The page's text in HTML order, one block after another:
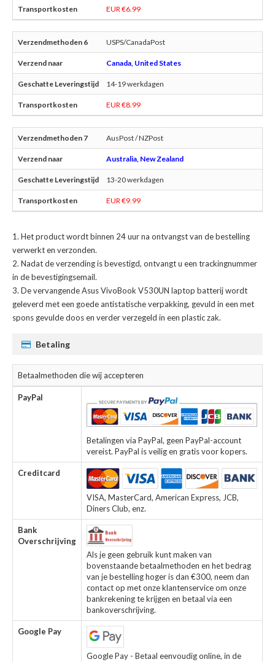
EUR €6.99
USPS/CanadaPost
Canada, United States
14-19 werkdagen
EUR €8.99
AusPost / NZPost
Australia, New Zealand
13-20 werkdagen
EUR €9.99
Het product wordt binnen 24 uur na ontvangst van de bestelling
verwerkt en verzonden.
Nadat de verzending is bevestigd, ontvangt u een trackingnummer
in de bevestigingsemail.
Devervangende Asus VivoBook V530UN laptop batterijwordt
geleverd met een goede antistatische verpakking, gevuld in een met
spons gevulde doos en verder verzegeld in een plastic zak.
Betaling
Betaalmethoden die wij accepteren
PayPal
Betalingen via PayPal, geen PayPal-account
vereist. PayPal is veilig en gratis voor kopers.
Creditcard
VISA, MasterCard, American Express, JCB,
Diners Club, enz.
Bank
Overschrijving
Als je geen gebruik kunt maken van
bovenstaande betaalmethoden en het bedrag
van je bestelling hoger is dan €300, neem dan
contact op met onze klantenservice om onze
bankrekening te krijgen en betaal via een
bankoverschrijving.
Google Pay
Google Pay - Betaal eenvoudig online, in de